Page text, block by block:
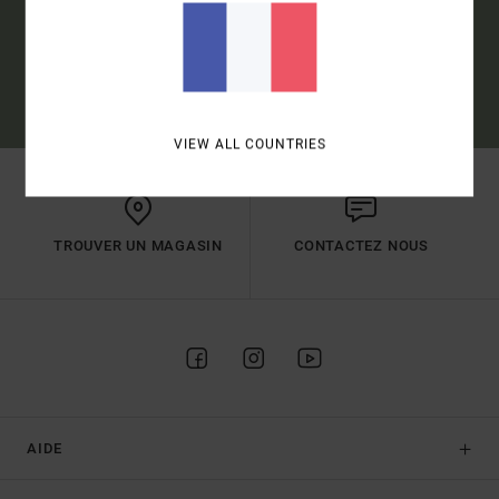
CONDITIONS DÉTAILLÉES DISPONIBLES DANS L'EMAIL DE BIENVENUE
TROUVER UN MAGASIN CONTACTEZ NOUS
AIDE
VIEW ALL COUNTRIES